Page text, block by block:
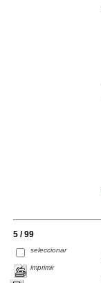
5 / 99
seleccionar
imprimir